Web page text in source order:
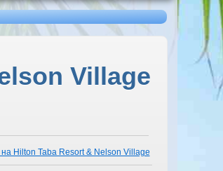
Village
Hilton Taba Resort & Nelson Village